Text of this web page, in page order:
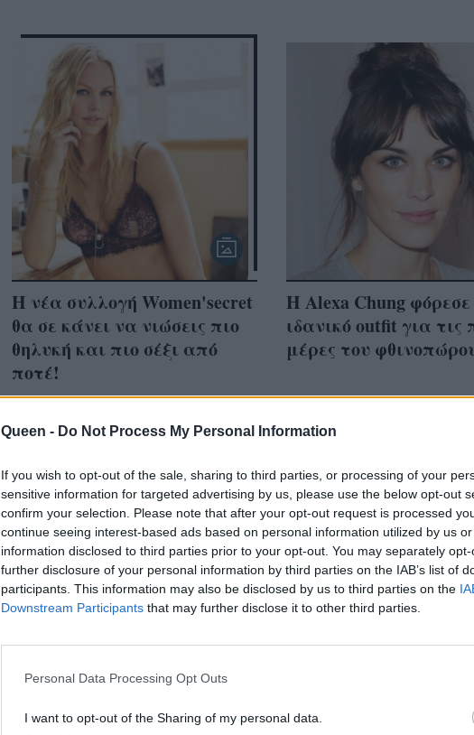
Queen - Do Not Process My Personal Information
If you wish to opt-out of the sale, sharing to third parties, or processing of your
sensitive information for targeted advertising by us, please use the below opt-out
confirm your selection. Please note that after your opt-out request is processed
continue seeing interest-based ads based on personal information utilized by us
information disclosed to third parties prior to your opt-out. You may separately
further disclosure of your personal information by third parties on the IAB’s list of
participants. This information may also be disclosed by us to third parties on the
Downstream Participants that may further disclose it to other third parties.
Personal Data Processing Opt Outs
I want to opt-out of the Sharing of my personal data.
Η νέα συλλογή Women'secret
θα σε κάνει να νιώσεις πιο
θηλυκή και πιο σέξι από
ποτέ!
Η Alexa Chung
ιδανικό outfit για τις
μέρες του
μας δίνει μια πρώτη γεύση
να κάνεις για να